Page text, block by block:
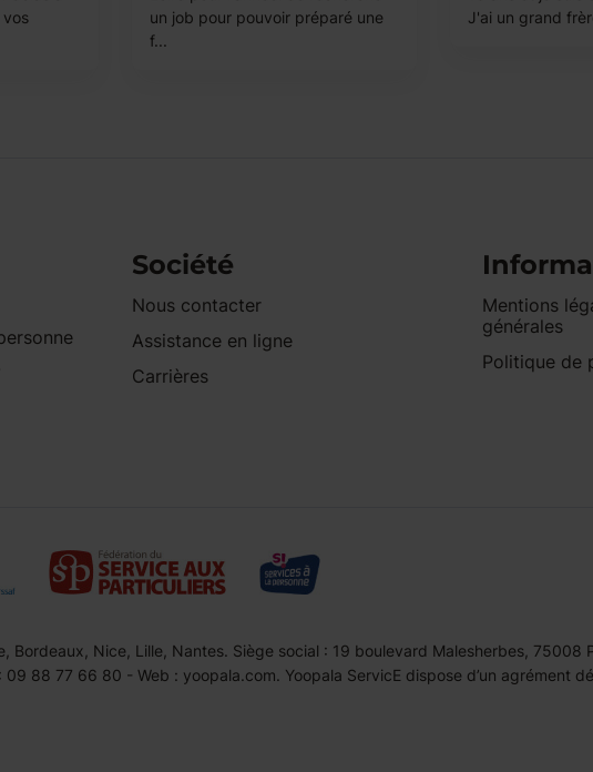
un job pour pouvoir préparé une
f...
J'ai un grand
Société
Nous contacter
Assistance en ligne
Carrières
Mentions
générales
Politique de
Nice, Lille, Nantes. Siège social : 19 boulevard Malesherbes, 75008
88 77 66 80 - Web : yoopala.com. Yoopala ServicE dispose d’un agrément